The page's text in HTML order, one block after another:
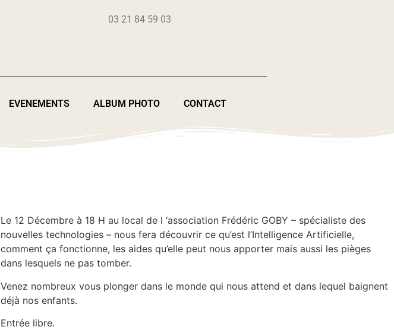
03 21 84 59 03
EVENEMENTS ALBUM PHOTO CONTACT
Le 12 Décembre à 18 H au local de l ‘association Frédéric GOBY – spécialiste des
nouvelles technologies – nous fera découvrir ce qu’est l’Intelligence Artificielle,
comment ça fonctionne, les aides qu’elle peut nous apporter mais aussi les pièges
dans lesquels ne pas tomber.
Venez nombreux vous plonger dans le monde qui nous attend et dans lequel baignent
déjà nos enfants.
Entrée libre.